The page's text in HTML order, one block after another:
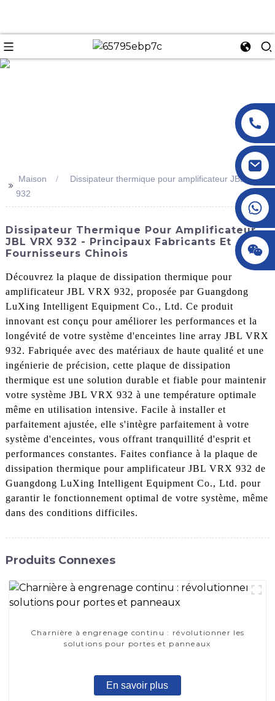
+86 18145770882
+86 18145770882
>>
Maison
Dissipateur thermique pour amplificateur JBL VRX
932
Dissipateur Thermique Pour Amplificateur
JBL VRX 932 - Principaux Fabricants Et
Fournisseurs Chinois
Découvrez la plaque de dissipation thermique pour
amplificateur JBL VRX 932, proposée par Guangdong
LuXing Intelligent Equipment Co., Ltd. Ce produit
innovant est conçu pour améliorer les performances et la
longévité de votre système d'enceintes line array JBL VRX
932. Fabriquée avec des matériaux de haute qualité et une
ingénierie de précision, cette plaque de dissipation
thermique est une solution durable et fiable pour maintenir
votre système JBL VRX 932 à une température optimale
même en utilisation intensive. Facile à installer et
parfaitement ajustée, elle s'intègre parfaitement à votre
système d'enceintes, vous offrant tranquillité d'esprit et
performances constantes. Faites confiance à la plaque de
dissipation thermique pour amplificateur JBL VRX 932 de
Guangdong LuXing Intelligent Equipment Co., Ltd. pour
garantir le fonctionnement optimal de votre système, même
dans des conditions difficiles.
Produits Connexes
Charnière à engrenage continu : révolutionner les
solutions pour portes et panneaux
En savoir plus